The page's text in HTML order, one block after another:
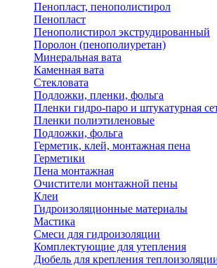
Пенопласт, пенополистирол
Пенопласт
Пенополистирол экструдированный
Поролон (пенополиуретан)
Минеральная вата
Каменная вата
Стекловата
Подложки, пленки, фольга
Пленки гидро-паро и штукатурная
Пленки полиэтиленовые
Подложки, фольга
Герметик, клей, монтажная пена
Герметики
Пена монтажная
Очистители монтажной пены
Клеи
Гидроизоляционные материалы
Мастика
Смеси для гидроизоляции
Комплектующие для утепления
Дюбель для крепления